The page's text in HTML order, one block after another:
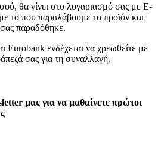
θα γίνει στο λογαριασμό σας με E-
το που παραλάβουμε το προϊόν και
παραδόθηκε.
Eurobank ενδέχεται να χρεωθείτε με
σας για τη συναλλαγή.
μας για να μαθαίνετε πρώτοι